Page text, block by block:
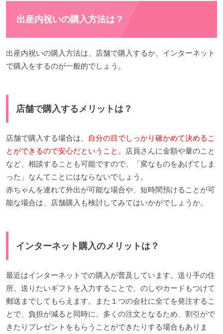
出産内祝いの購入方法は？
出産内祝いの購入方法は、店舗で購入するか、インターネット
で購入をするのが一般的でしょう。
店舗で購入するメリットは？
店舗で購入する場合は、
自分の目でしっかり確かめて決めるこ
とができるので安心だということ。
店員さんに金額や量のこと
など、相談することも可能ですので、「変なものをあげてしま
った」なんてことにはならないでしょう。
赤ちゃんを連れて外出が可能な場合や、短時間預けることが可
能な場合は、店舗購入も検討してみてはいかがでしょうか。
インターネット購入のメリットは？
最近はインターネットでの購入が普及しています。送り手の住
所、送りたいギフトを入力することで、のしやカードもつけて
郵送までしてもらえます。また１つの会社に全てを発注するこ
とで、負担が減ると同時に、多くの注文となるため、割引がで
きたりプレゼントをもらうことができたりする場合もありま